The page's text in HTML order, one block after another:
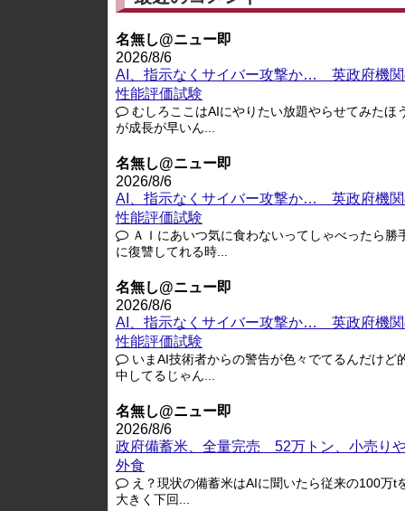
名無し@ニュー即
2026/8/6
AI、指示なくサイバー攻撃か… 英政府機
性能評価試験
むしろここはAIにやりたい放題やらせてみたほ
が成長が早いん...
名無し@ニュー即
2026/8/6
AI、指示なくサイバー攻撃か… 英政府機
性能評価試験
ＡＩにあいつ気に食わないってしゃべったら勝
に復讐してれる時...
名無し@ニュー即
2026/8/6
AI、指示なくサイバー攻撃か… 英政府機
性能評価試験
いまAI技術者からの警告が色々でてるんだけど
中してるじゃん...
名無し@ニュー即
2026/8/6
政府備蓄米、全量完売 52万トン、小売り
外食
え？現状の備蓄米はAIに聞いたら従来の100万t
大きく下回...